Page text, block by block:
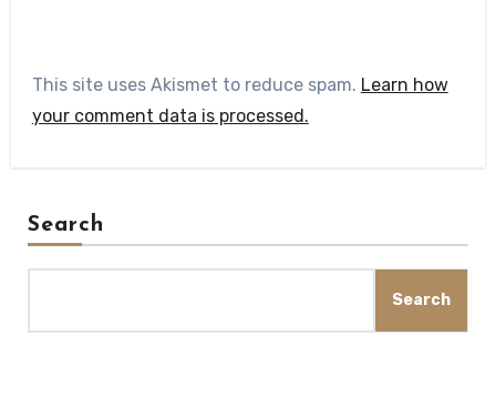
This site uses Akismet to reduce spam. Learn how
your comment data is processed.
Search
Search